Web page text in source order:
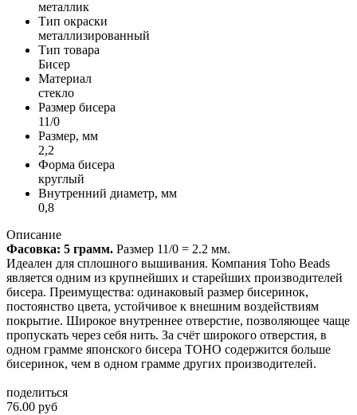
металлик
Тип окраски
металлизированный
Тип товара
Бисер
Материал
стекло
Размер бисера
11/0
Размер, мм
2,2
Форма бисера
круглый
Внутренний диаметр, мм
0,8
Описание
Фасовка: 5 грамм. Размер 11/0 = 2.2 мм.
Идеален для сплошного вышивания. Компания Toho Beads
является одним из крупнейших и старейших производителей
бисера. Преимущества: одинаковый размер бисеринок,
постоянство цвета, устойчивое к внешним воздействиям
покрытие. Широкое внутреннее отверстие, позволяющее чаще
пропускать через себя нить. За счёт широкого отверстия, в
одном грамме японского бисера TOHO содержится больше
бисеринок, чем в одном грамме других производителей.
поделиться
76.00 руб